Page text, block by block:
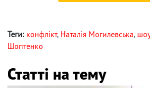
Теги: конфлікт, Наталія Могилевська,
Шоптенко
Статті на тему